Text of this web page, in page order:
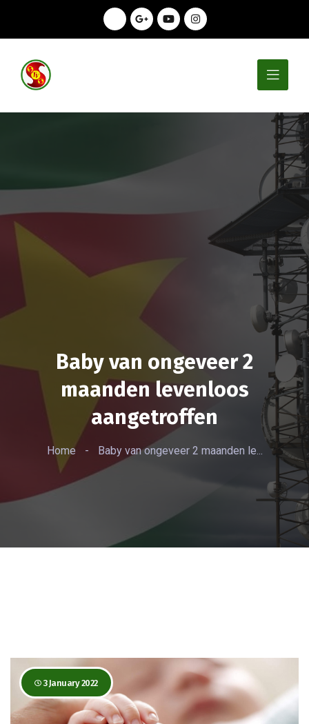
Baby van ongeveer 2
maanden levenloos
aangetroffen
Home - Baby van ongeveer 2 maanden le...
3 January 2022